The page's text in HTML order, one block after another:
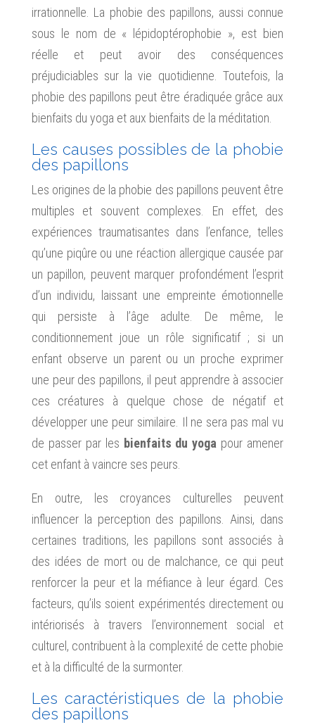
irrationnelle. La phobie des papillons, aussi connue
sous le nom de « lépidoptérophobie », est bien
réelle et peut avoir des conséquences
préjudiciables sur la vie quotidienne. Toutefois, la
phobie des papillons peut être éradiquée grâce aux
bienfaits du yoga et aux bienfaits de la méditation.
Les causes possibles de la phobie
des papillons
Les origines de la phobie des papillons peuvent être
multiples et souvent complexes. En effet, des
expériences traumatisantes dans l’enfance, telles
qu’une piqûre ou une réaction allergique causée par
un papillon, peuvent marquer profondément l’esprit
d’un individu, laissant une empreinte émotionnelle
qui persiste à l’âge adulte. De même, le
conditionnement joue un rôle significatif ; si un
enfant observe un parent ou un proche exprimer
une peur des papillons, il peut apprendre à associer
ces créatures à quelque chose de négatif et
développer une peur similaire. Il ne sera pas mal vu
de passer par les bienfaits du yoga pour amener
cet enfant à vaincre ses peurs.
En outre, les croyances culturelles peuvent
influencer la perception des papillons. Ainsi, dans
certaines traditions, les papillons sont associés à
des idées de mort ou de malchance, ce qui peut
renforcer la peur et la méfiance à leur égard. Ces
facteurs, qu’ils soient expérimentés directement ou
intériorisés à travers l’environnement social et
culturel, contribuent à la complexité de cette phobie
et à la difficulté de la surmonter.
Les caractéristiques de la phobie
des papillons